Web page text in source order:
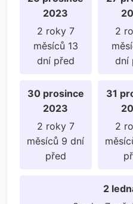
2023
2 roky 7
měsíců 13
dní před
2
dní
30 prosince
2023
2 roky 7
měsíců 9 dní
před
31
2
2